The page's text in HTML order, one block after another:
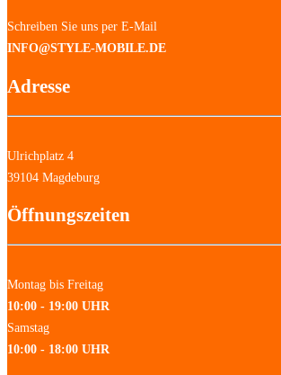
Schreiben Sie uns per E-Mail
INFO@STYLE-MOBILE.DE
Adresse
Ulrichplatz 4
39104 Magdeburg
Öffnungszeiten
Montag bis Freitag
10:00 - 19:00 UHR
Samstag
10:00 - 18:00 UHR